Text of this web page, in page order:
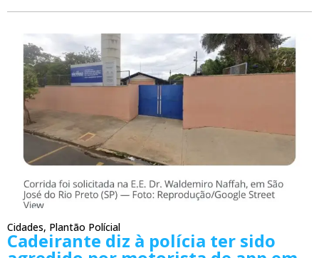
Cidades, Plantão Polícial
Cadeirante diz à polícia ter sido